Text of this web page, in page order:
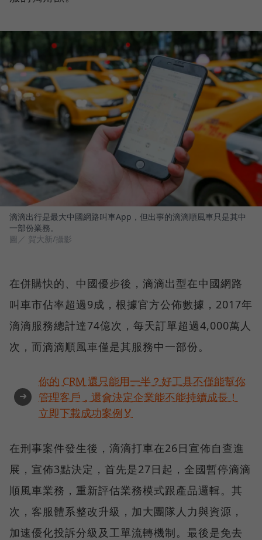
滴滴出行是最大中國網路叫車App，但出事的滴滴順風車只是其中
一部份業務。
圖／ 賀大新/攝影
在併購快的、中國優步後，滴滴出型在中國網路
叫車市佔率超過9成，根據官方公佈數據，2017年
滴滴服務總計達74億次，每天訂單超過4,000萬人
次，而滴滴順風車僅是其服務中一部份。
➜
你的 CRM 還只能用一半？好工具不僅能幫你
管理客戶，還會決定企業能不能持續成長！
立即下載成功案例🏅
在刑事案件發生後，滴滴打車在26日宣佈自查進
展，宣佈3點決定，首先是27日起，全國暫停滴滴
順風車業務，重新評估業務模式跟產品邏輯。其
次，客服體系整改升級，加大團隊人力與資源，
加速優化投訴分級及工單流轉機制。最後是免去